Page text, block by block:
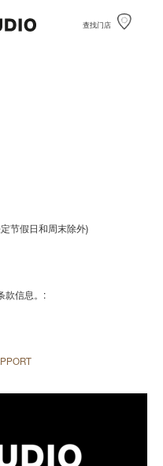
查找门店
节假日和周末除外)
款信息。: